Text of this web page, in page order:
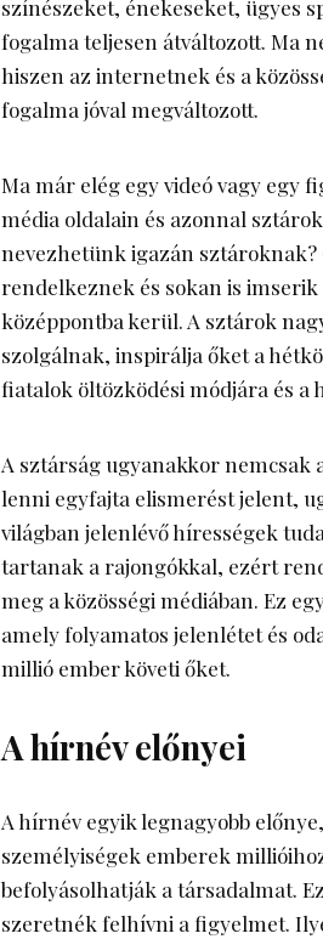
színészeket, énekeseket, ügyes
fogalma teljesen átváltozott. Ma
hiszen az internetnek és a
fogalma jóval megváltozott.
Ma már elég egy videó vagy egy
média oldalain és azonnal
nevezhetünk igazán
rendelkeznek és sokan is
középpontba kerül. A sztárok
szolgálnak, inspirálja őket a
fiatalok öltözködési módjára és a
A sztárság ugyanakkor nemcsak
lenni egyfajta elismerést jelent,
világban jelenlévő hírességek
tartanak a rajongókkal, ezért
meg a közösségi médiában. Ez
amely folyamatos jelenlétet és
millió ember követi őket.
A hírnév előnyei
A hírnév egyik legnagyobb
személyiségek emberek
befolyásolhatják a társadalmat.
szeretnék felhívni a figyelmet.